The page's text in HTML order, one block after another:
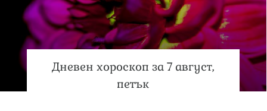
Дневен хороскоп за 7 август,
петък